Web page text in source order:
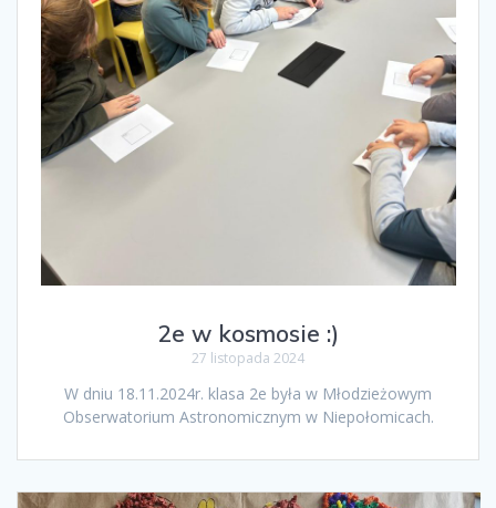
2e w kosmosie :)
27 listopada 2024
W dniu 18.11.2024r. klasa 2e była w Młodzieżowym
Obserwatorium Astronomicznym w Niepołomicach.